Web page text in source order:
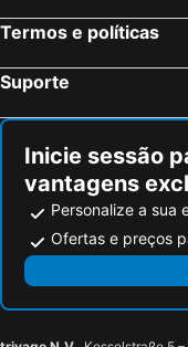
Termos e políticas
Suporte
Inicie sessão
vantagens
Personalize a sua
Ofertas e preços